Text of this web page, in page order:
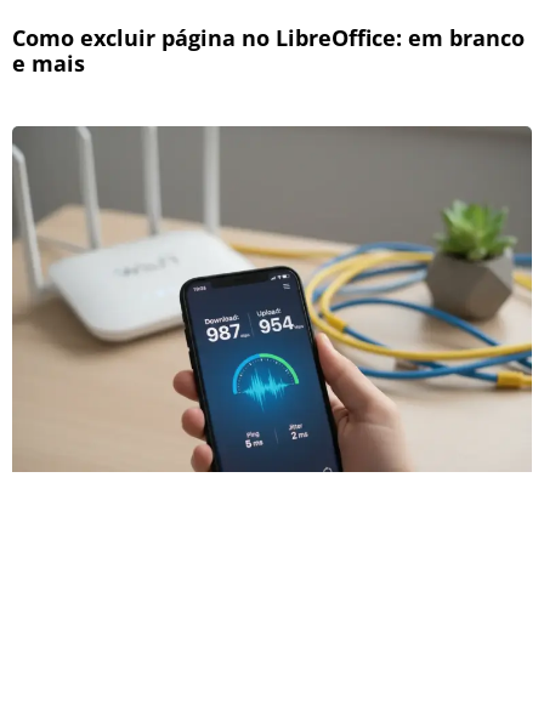
Como excluir página no LibreOffice: em branco
e mais